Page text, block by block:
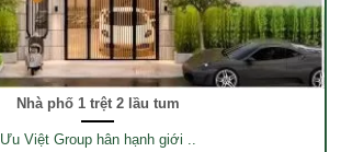
Nhà phố 1 trệt 2 lầu tum
Ưu Việt Group hân hạnh giới ..